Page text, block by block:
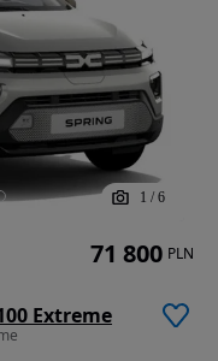
1 / 6
Extreme
71 800 PLN